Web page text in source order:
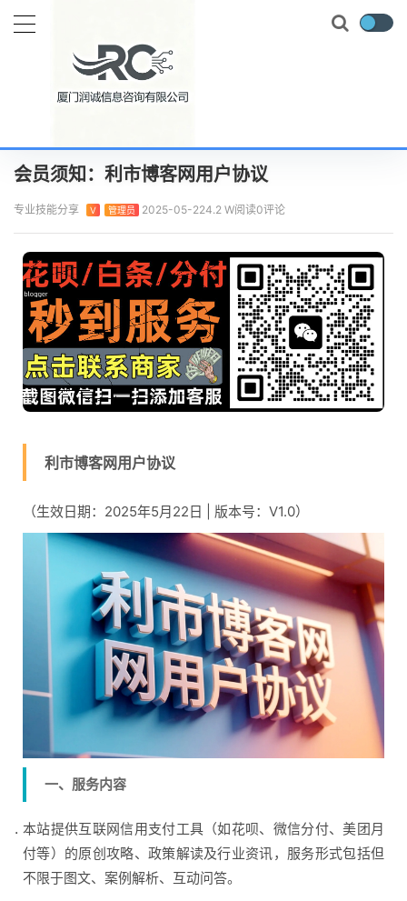
当前位置： 首页 声明协议
会员须知：利市博客网用户协议
专业技能分享 V 管理员 2025-05-224.2 W阅读0评论
利市博客网用户协议
（生效日期：2025年5月22日 | 版本号：V1.0）
一、服务内容
本站提供互联网信用支付工具（如花呗、微信分付、美团月
付等）的原创攻略、政策解读及行业资讯，服务形式包括但
不限于图文、案例解析、互动问答。